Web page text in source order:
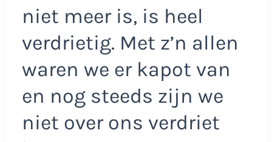
niet meer is, is heel
verdrietig. Met z’n allen
waren we er kapot van
en nog steeds zijn we
niet over ons verdriet